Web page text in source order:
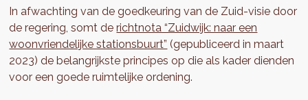
In afwachting van de goedkeuring van de Zuid-visie door
de regering, somt derichtnota “Zuidwijk: naar een
woonvriendelijke stationsbuurt” (gepubliceerd in maart
2023) de belangrijkste principes op die als kader dienden
voor een goede ruimtelijke ordening.